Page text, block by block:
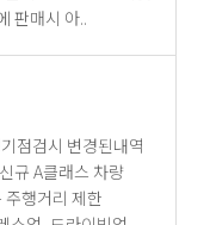
입수 가능 - 상점에 판매시 아..